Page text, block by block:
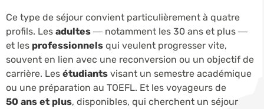
Ce type de séjour convient particulièrement à quatre
profils. Les adultes — notamment les 30 ans et plus —
et les professionnels qui veulent progresser vite,
souvent en lien avec une reconversion ou un objectif de
carrière. Les étudiants visant un semestre académique
ou une préparation au TOEFL. Et les voyageurs de
50 ans et plus, disponibles, qui cherchent un séjour